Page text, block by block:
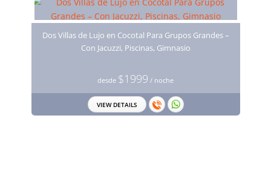
Dos Villas de Lujo en Cocotal Para Grupos Grandes –
Con Jacuzzi, Piscinas, Gimnasio
desde $1999 / noche
VIEW DETAILS